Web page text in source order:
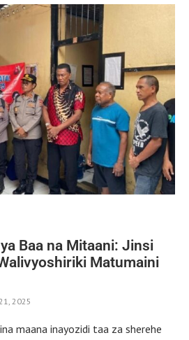
Baa na Mitaani: Jinsi
Matumaini
2025
maana inayozidi taa za sherehe